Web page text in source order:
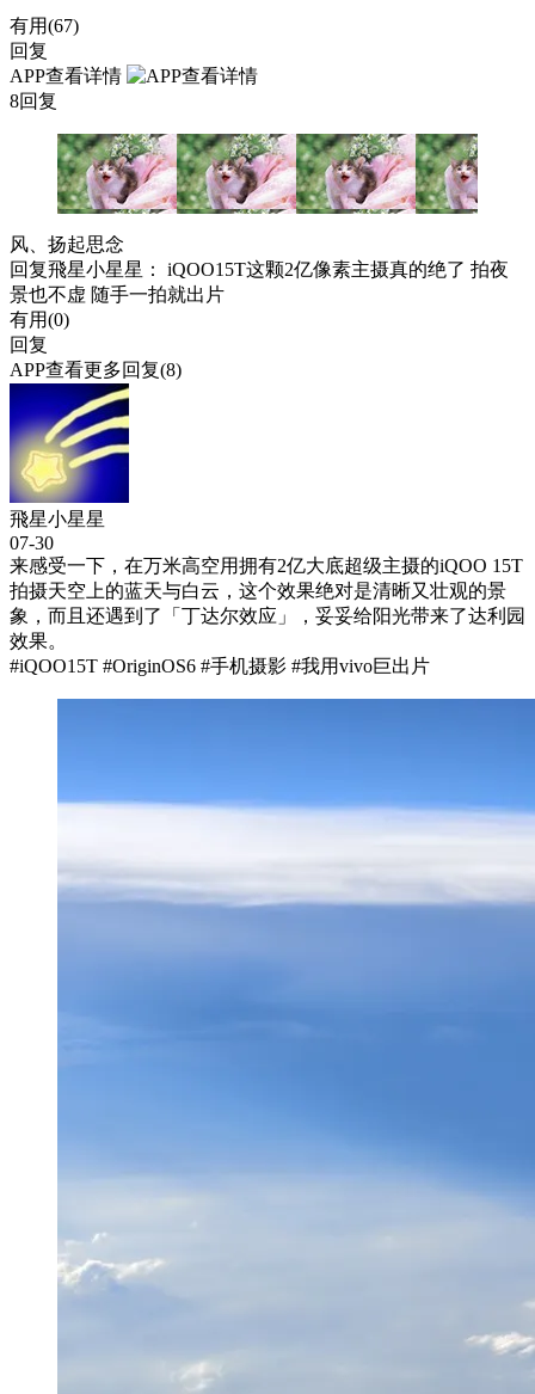
有用(67)
回复
APP查看详情
8回复
风、扬起思念
回复飛星小星星 ： iQOO15T这颗2亿像素主摄真的绝了 拍夜
景也不虚 随手一拍就出片
有用(0)
回复
APP查看更多回复(8)
飛星小星星
07-30
来感受一下，在万米高空用拥有2亿大底超级主摄的iQOO 15T
拍摄天空上的蓝天与白云，这个效果绝对是清晰又壮观的景
象，而且还遇到了「丁达尔效应」，妥妥给阳光带来了达利园
效果。
#iQOO15T #OriginOS6 #手机摄影 #我用vivo巨出片